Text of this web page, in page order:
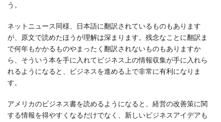
う。
ネットニュース同様、日本語に翻訳されているものもあります
が、原文で読めたほうが理解は深まります。残念なことに翻訳ま
で何年もかかるものやまったく翻訳されないものもありますか
ら、そういう本を手に入れてビジネス上の情報収集が手に入れら
れるようになると、ビジネスを進める上で非常に有利になりま
す。
アメリカのビジネス書を読めるようになると、経営の改善策に関
する情報を得やすくなるだけでなく、新しいビジネスアイデアも